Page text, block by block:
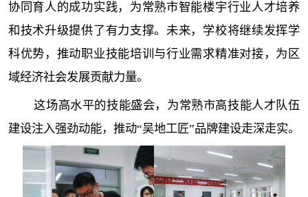
协同育人的成功实践，为常熟市智能楼宇行业人才培养
和技术升级提供了有力支撑。未来，学校将继续发挥学
科优势，推动职业技能培训与行业需求精准对接，为区
域经济社会发展贡献力量。
这场高水平的技能盛会，为常熟市高技能人才队伍
建设注入强劲动能，推动“吴地工匠”品牌建设走深走实。